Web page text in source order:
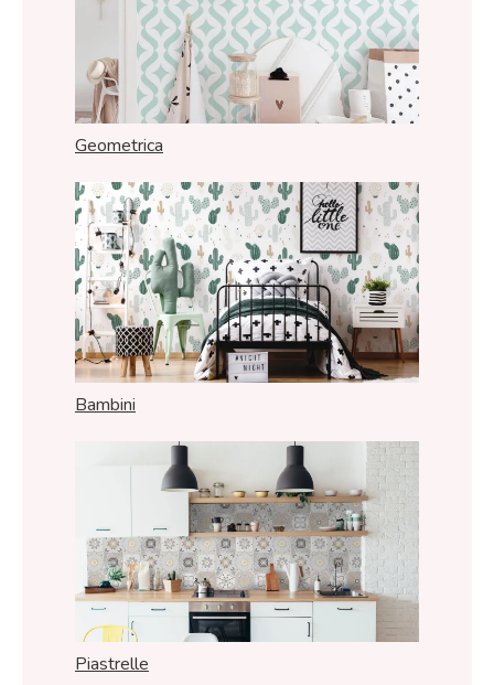
Geometrica
Bambini
Piastrelle